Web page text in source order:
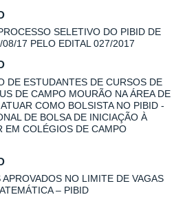
SELETIVO DO PIBID DE
17 PELO EDITAL 027/2017
DE ESTUDANTES DE CURSOS DE
DE CAMPO MOURÃO NA ÁREA DE
COMO BOLSISTA NO PIBID -
DE BOLSA DE INICIAÇÃO À
EM COLÉGIOS DE CAMPO
NO LIMITE DE VAGAS
– PIBID